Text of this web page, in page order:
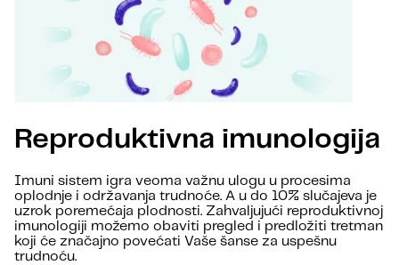
Reproduktivna imunologija
Imuni sistem igra veoma važnu ulogu u procesima
oplodnje i održavanja trudnoće. A u do 10% slučajeva je
uzrok poremećaja plodnosti. Zahvaljujući reproduktivnoj
imunologiji možemo obaviti pregled i predložiti tretman
koji će značajno povećati Vaše šanse za uspešnu
trudnoću.